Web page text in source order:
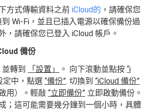
方式傳輸資料之前iCloud的 ，請確保您
Wi-Fi，並且已插入電源以確保備份過
，請確保您已登入 iCloud 帳戶。
備份
轉到
「設置」 。 向下滾動並點按“i
定中，點選“備份”. 切換到“iCloud 備份”
用）。輕敲“立即備份” 立即啟動備份。
；這可能需要幾分鐘到一個小時，具體